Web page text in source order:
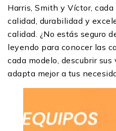
Harris, Smith y Víctor,
calidad, durabilidad y
calidad. ¿No estás seguro
leyendo para conocer las
cada modelo, descubrir
adapta mejor a tus